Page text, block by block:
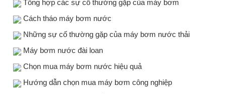
Tổng hợp các sự cố thường gặp của máy bơm
Cách tháo máy bơm nước
Những sự cố thường gặp của máy bơm nước thải
Máy bơm nước đài loan
Chọn mua máy bơm nước hiệu quả
Hướng dẫn chọn mua máy bơm công nghiệp